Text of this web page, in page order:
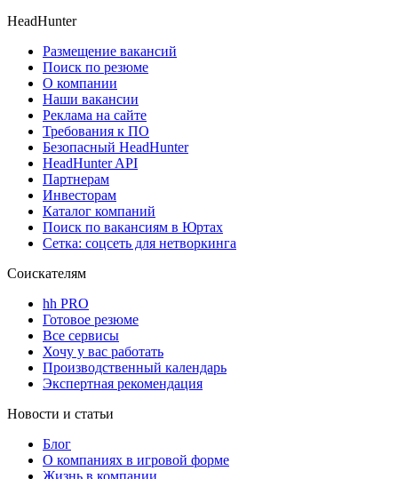
HeadHunter
Размещение вакансий
Поиск по резюме
О компании
Наши вакансии
Реклама на сайте
Требования к ПО
Безопасный HeadHunter
HeadHunter API
Партнерам
Инвесторам
Каталог компаний
Поиск по вакансиям в Юртах
Сетка: соцсеть для нетворкинга
Соискателям
hh PRO
Готовое резюме
Все сервисы
Хочу у вас работать
Производственный календарь
Экспертная рекомендация
Новости и статьи
Блог
О компаниях в игровой форме